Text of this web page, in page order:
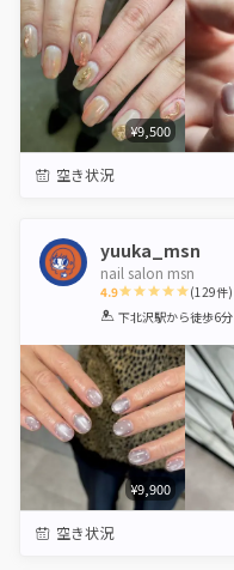
¥9,500
空き状況
yuuka_msn
nail salon msn
4.9
1 2 3 4 5
(129件)
下北沢駅から徒歩6分
¥9,900
空き状況